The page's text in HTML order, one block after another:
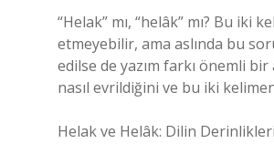
“Helak” mı, “helâk” mı? Bu
etmeyebilir, ama aslında bu
edilse de yazım farkı önemli
nasıl evrildiğini ve bu iki
Helak ve Helâk: Dilin